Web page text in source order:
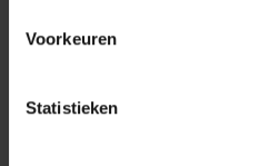
Voorkeuren
Statistieken